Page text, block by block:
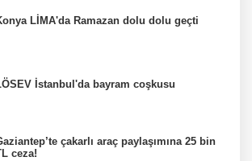
LİMA'da Ramazan dolu dolu geçti
İstanbul'da bayram coşkusu
çakarlı araç paylaşımına 25 bin
ceza!